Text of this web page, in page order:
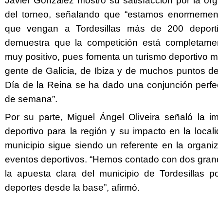
del torneo, señalando que “estamos
que vengan a Tordesillas más de 200
demuestra que la competición está
muy positivo, pues fomenta un turismo deportivo
gente de Galicia, de Ibiza y de muchos puntos
Día de la Reina se ha dado una conjunción
de semana”.
Por su parte, Miguel Ángel Oliveira señaló la
deportivo para la región y su impacto en la
municipio sigue siendo un referente en la
eventos deportivos. “Hemos contado con dos
la apuesta clara del municipio de Tordesillas
deportes desde la base”, afirmó.